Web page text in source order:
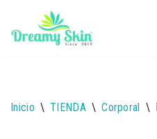
Saltar
Inicio \ TIENDA \ Corporal \